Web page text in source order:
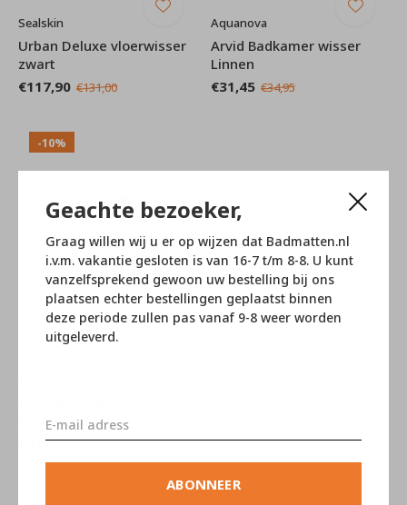
Geachte bezoeker,
Graag willen wij u er op wijzen dat Badmatten.nl
i.v.m. vakantie gesloten is van 16-7 t/m 8-8. U kunt
vanzelfsprekend gewoon uw bestelling bij ons
plaatsen echter bestellingen geplaatst binnen
deze periode zullen pas vanaf 9-8 weer worden
uitgeleverd.
ABONNEER
Sealskin
Urban Deluxe vloerwisser
zwart
€117,90 €131,00
Aquanova
Arvid Badkamer wisser
Linnen
€31,45 €34,95
-10%
Forest
€31,45 €34,95
Seen 9 of the 9 products